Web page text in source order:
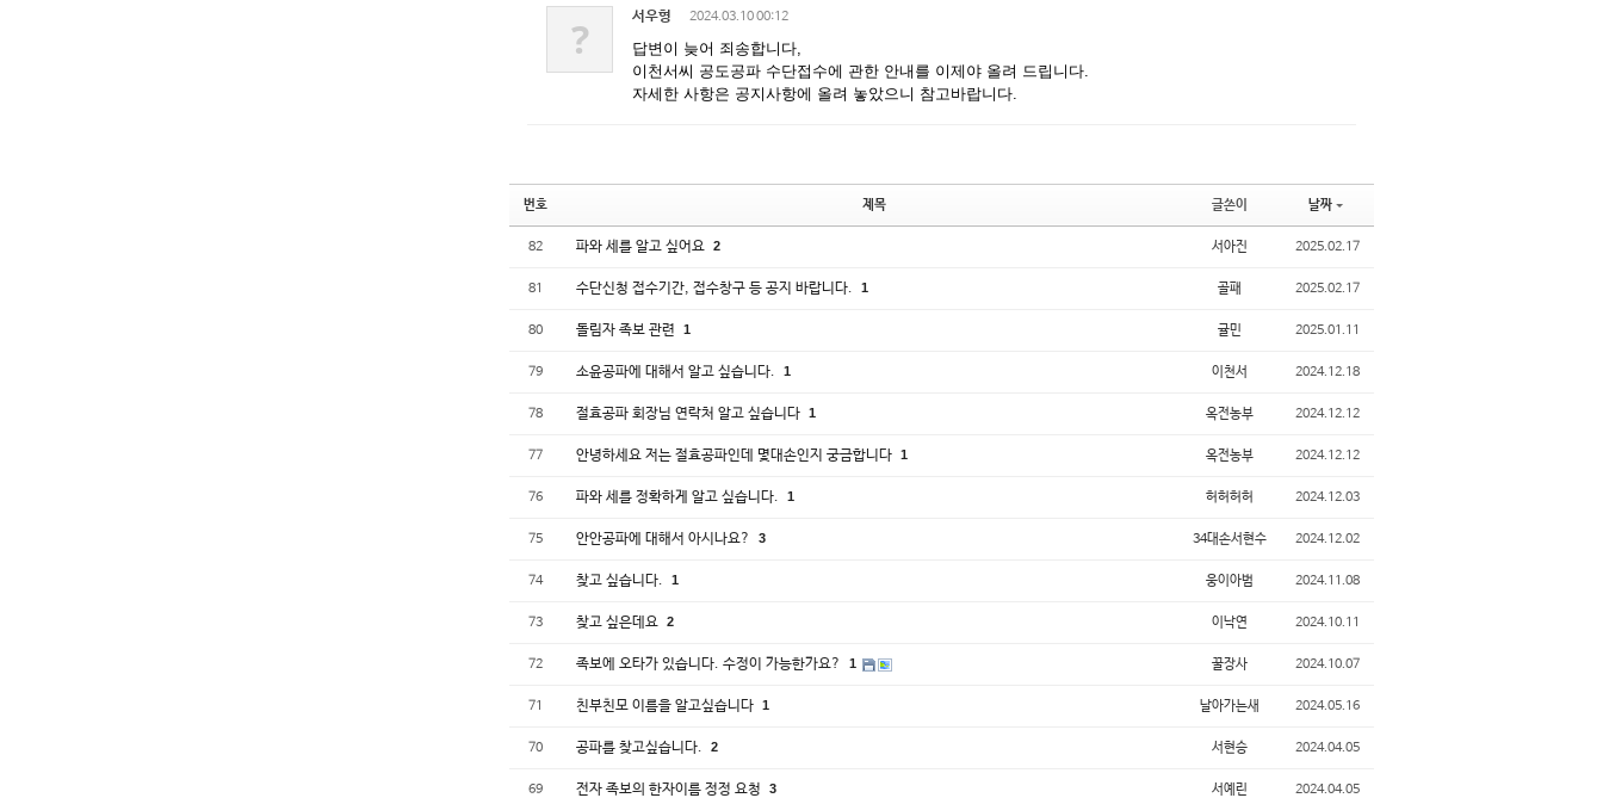
? 서우형 2024.03.10 00:12
답변이 늦어 죄송합니다,
이천서씨 공도공파 수단접수에 관한 안내를 이제야 올려 드립니다.
자세한 사항은 공지사항에 올려 놓았으니 참고바랍니다.
번호 제목 글쓴이 날짜
82 파와 세를 알고 싶어요 2 서아진 2025.02.17
81 수단신청 접수기간, 접수창구 등 공지 바랍니다. 1 골패 2025.02.17
80 돌림자 족보 관련 1 귤민 2025.01.11
79 소윤공파에 대해서 알고 싶습니다. 1 이천서 2024.12.18
78 절효공파 회장님 연락처 알고 싶습니다 1 옥전농부 2024.12.12
77 안녕하세요 저는 절효공파인데 몇대손인지 궁금합니다 1 옥전농부 2024.12.12
76 파와 세를 정확하게 알고 싶습니다. 1 허허허허 2024.12.03
75 안안공파에 대해서 아시나요? 3 34대손서현수 2024.12.02
74 찾고 싶습니다. 1 웅이아범 2024.11.08
73 찾고 싶은데요 2 이낙연 2024.10.11
72 족보에 오타가 있습니다. 수정이 가능한가요? 1 꿀장사 2024.10.07
71 친부친모 이름을 알고싶습니다 1 날아가는새 2024.05.16
70 공파를 찾고싶습니다. 2 서현승 2024.04.05
69 전자 족보의 한자이름 정정 요청 3 서예린 2024.04.05